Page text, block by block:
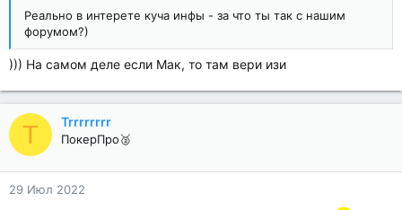
Реально в интерете куча инфы - за что ты так с нашим
форумом?)
))) На самом деле если Мак, то там вери изи
T Trrrrrrrr
ПокерПро🥈
29 Июл 2022